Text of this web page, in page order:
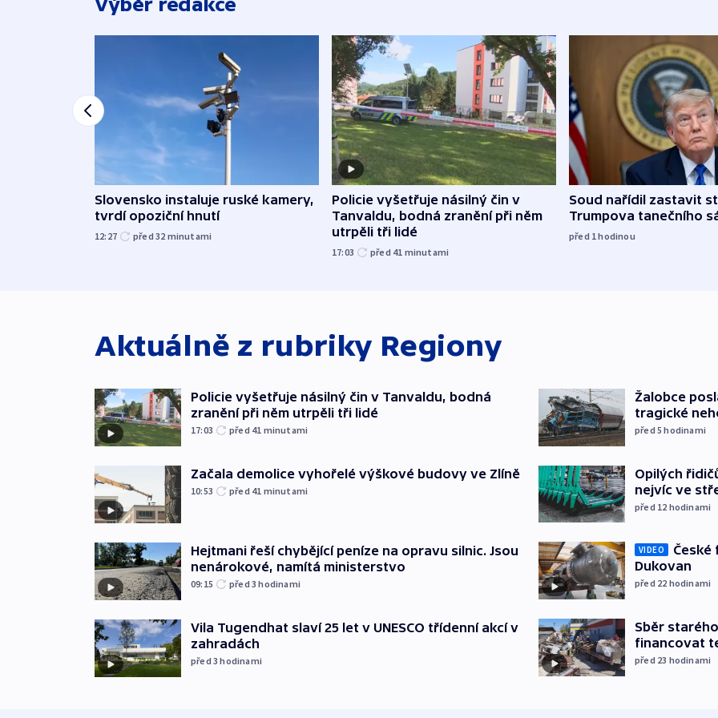
Výběr redakce
Slovensko instaluje ruské kamery,
tvrdí opoziční hnutí
12:27 před 32 minutami
Policie vyšetřuje násilný čin v
Tanvaldu, bodná zranění při něm
utrpěli tři lidé
17:03 před 41 minutami
Soud nařídil zastavit
Trumpova tanečního
před 1hodinou
Aktuálně z rubriky Regiony
Policie vyšetřuje násilný čin v Tanvaldu, bodná
zranění při něm utrpěli tři lidé
17:03 před 41 minutami
Začala demolice vyhořelé výškové budovy ve Zlíně
10:53 před 41 minutami
Hejtmani řeší chybějící peníze na opravu silnic. Jsou
nenárokové, namítá ministerstvo
09:15 před 3hodinami
Vila Tugendhat slaví 25 let v UNESCO třídenní akcí v
zahradách
před 3hodinami
Žalobce
tragické
před 5hodinami
Opilých
nejvíc ve
před 12 hodinami
VIDEO
Dukovan
před 22 hodinami
Sběr
financovat
před 23 hodinami